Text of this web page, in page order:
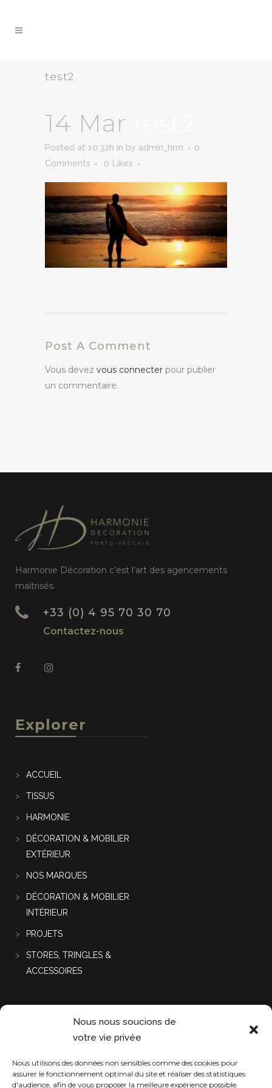
Nous nous soucions de
votre vie privée
Nous utilisons des données non sensibles comme des cookies pour
assurer le fonctionnement optimal du site et réaliser des statistiques
d'audience, afin de vous proposer la meilleure expérience possible.
test2
14 Mar
Posted at 10:32h in by admin_hrm
0
Comments
0 Likes
Post A Comment
Vous devez vous connecter pour publier
un commentaire.
Harmonie Décoration c’est l’art des agencements
maîtrisés.
+33 (0) 4 95 70 30 70
Contactez-nous
Explorer
ACCUEIL
TISSUS
HARMONIE
DÉCORATION & MOBILIER
EXTÉRIEUR
NOS MARQUES
DÉCORATION & MOBILIER
INTÉRIEUR
PROJETS
STORES, TRINGLES &
ACCESSOIRES
Projets récentes